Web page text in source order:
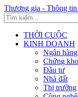
Thương gia - Thông tin
THỜI CUỘC
KINH DOANH
Ngân hàng
Chứng
Đầu tư
Nhà đất
Thị trường